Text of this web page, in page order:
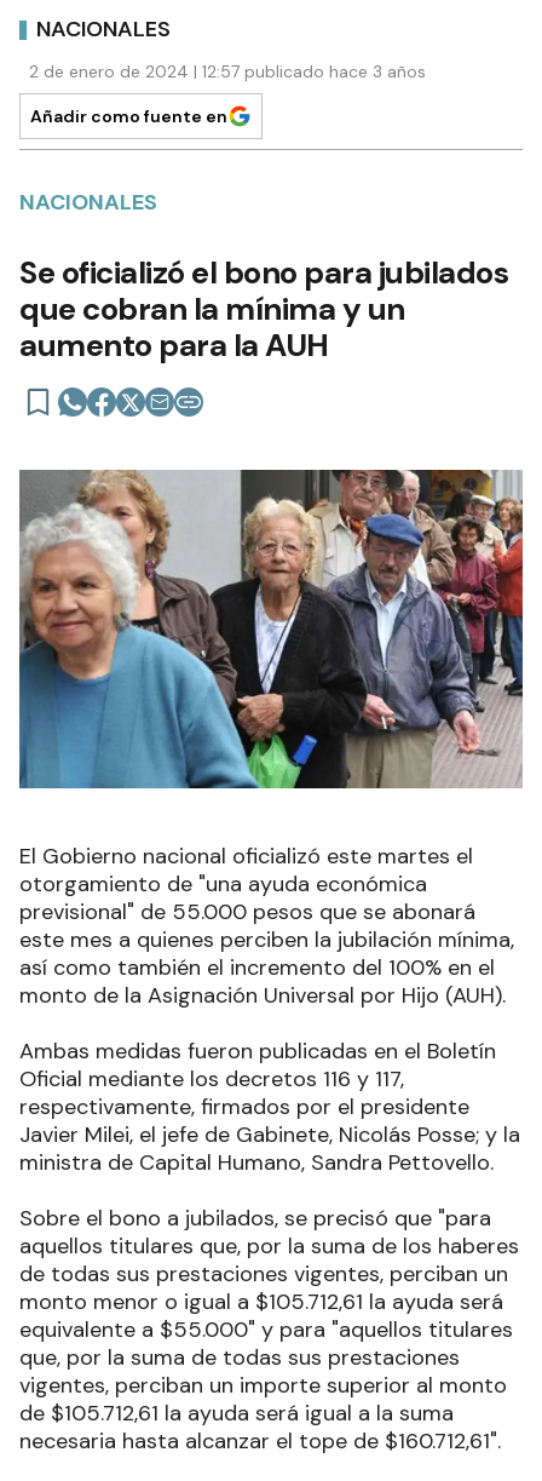
NACIONALES
2 de enero de 2024 | 12:57 publicado hace 3 años
Añadir como fuente en
NACIONALES
Se oficializó el bono para jubilados
que cobran la mínima y un
aumento para la AUH
El Gobierno nacional oficializó este martes el
otorgamiento de "una ayuda económica
previsional" de 55.000 pesos que se abonará
este mes a quienes perciben la jubilación mínima,
así como también el incremento del 100% en el
monto de la Asignación Universal por Hijo (AUH).
Ambas medidas fueron publicadas en el Boletín
Oficial mediante los decretos 116 y 117,
respectivamente, firmados por el presidente
Javier Milei, el jefe de Gabinete, Nicolás Posse; y la
ministra de Capital Humano, Sandra Pettovello.
Sobre el bono a jubilados, se precisó que "para
aquellos titulares que, por la suma de los haberes
de todas sus prestaciones vigentes, perciban un
monto menor o igual a $105.712,61 la ayuda será
equivalente a $55.000" y para "aquellos titulares
que, por la suma de todas sus prestaciones
vigentes, perciban un importe superior al monto
de $105.712,61 la ayuda será igual a la suma
necesaria hasta alcanzar el tope de $160.712,61".